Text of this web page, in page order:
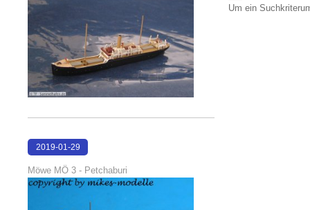
Um ein
2019-01-29
17:31:16
Möwe MÖ 3 - Petchaburi